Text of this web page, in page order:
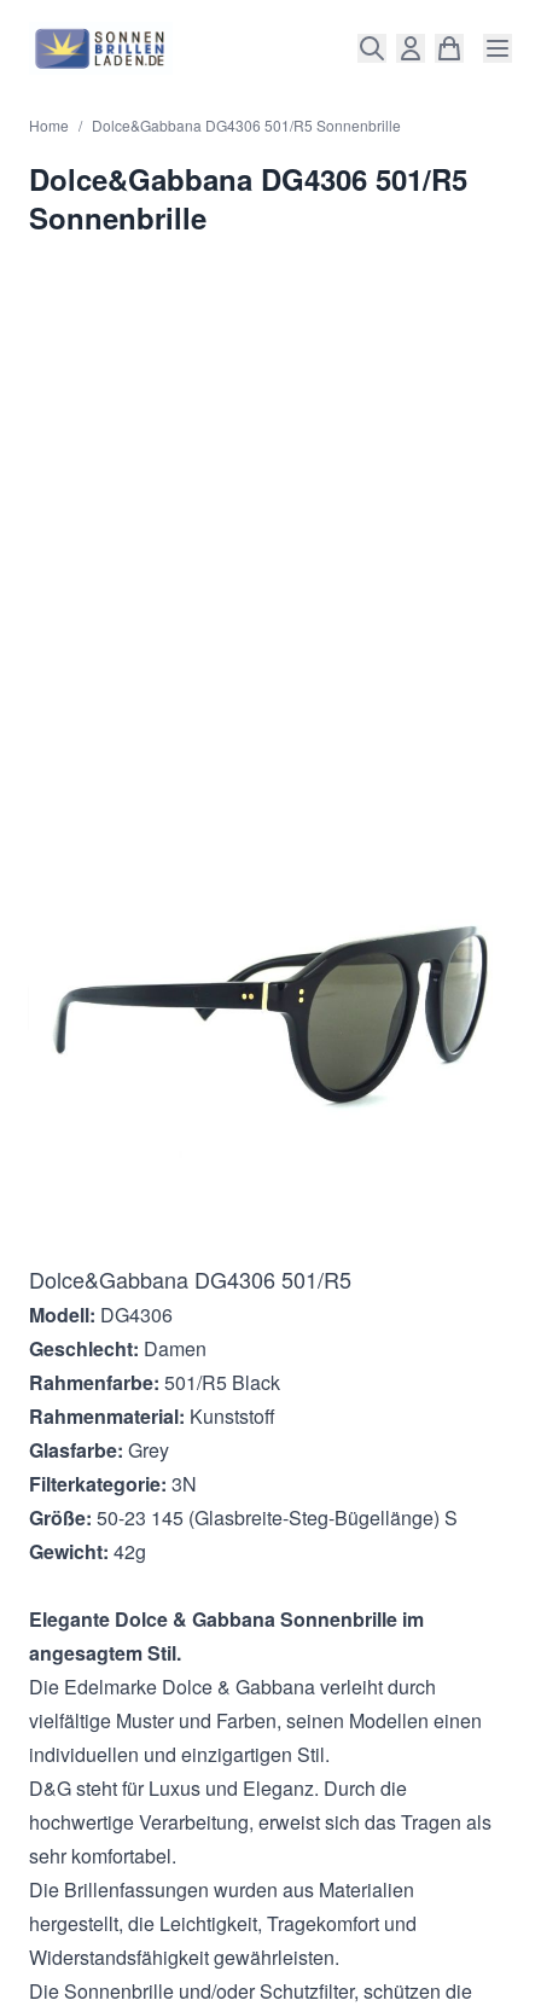
Home / Dolce&Gabbana DG4306 501/R5 Sonnenbrille
Dolce&Gabbana DG4306 501/R5
Sonnenbrille
Menge
Dolce&Gabbana DG4306 501/R5
Modell: DG4306
Geschlecht: Damen
Rahmenfarbe: 501/R5 Black
Rahmenmaterial: Kunststoff
Glasfarbe: Grey
Filterkategorie: 3N
Größe: 50-23 145 (Glasbreite-Steg-Bügellänge) S
Gewicht: 42g
Elegante Dolce & Gabbana Sonnenbrille im
angesagtem Stil.
Die Edelmarke Dolce & Gabbana verleiht durch
vielfältige Muster und Farben, seinen Modellen einen
individuellen und einzigartigen Stil.
D&G steht für Luxus und Eleganz. Durch die
hochwertige Verarbeitung, erweist sich das Tragen als
sehr komfortabel.
Die Brillenfassungen wurden aus Materialien
hergestellt, die Leichtigkeit, Tragekomfort und
Widerstandsfähigkeit gewährleisten.
Die Sonnenbrille und/oder Schutzfilter, schützen die